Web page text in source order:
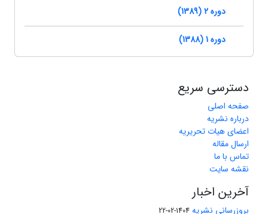
دوره 2 (1389)
دوره 1 (1388)
دسترسی سریع
صفحه اصلی
درباره نشریه
اعضای هیات تحریریه
ارسال مقاله
تماس با ما
نقشه سایت
آخرین اخبار
بروزرسانی نشریه 1404-02-22